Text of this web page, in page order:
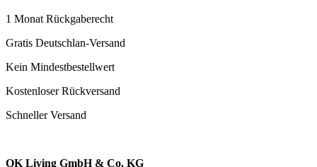
1 Monat Rückgaberecht
Gratis Deutschlan-Versand
Kein Mindestbestellwert
Kostenloser Rückversand
Schneller Versand
OK Living GmbH & Co. KG